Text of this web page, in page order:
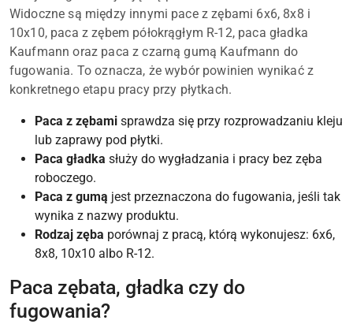
Widoczne są między innymi pace z zębami 6x6, 8x8 i
10x10, paca z zębem półokrągłym R-12, paca gładka
Kaufmann oraz paca z czarną gumą Kaufmann do
fugowania. To oznacza, że wybór powinien wynikać z
konkretnego etapu pracy przy płytkach.
Paca z zębami sprawdza się przy rozprowadzaniu kleju
lub zaprawy pod płytki.
Paca gładka służy do wygładzania i pracy bez zęba
roboczego.
Paca z gumą jest przeznaczona do fugowania, jeśli tak
wynika z nazwy produktu.
Rodzaj zęba porównaj z pracą, którą wykonujesz: 6x6,
8x8, 10x10 albo R-12.
Paca zębata, gładka czy do
fugowania?